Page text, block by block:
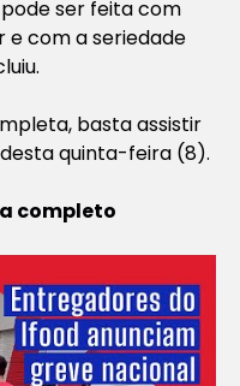
ser feita com
e com a seriedade
basta assistir
desta quinta-feira (8).
completo